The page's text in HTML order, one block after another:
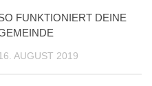
FUNKTIONIERT DEINE
AUGUST 2019